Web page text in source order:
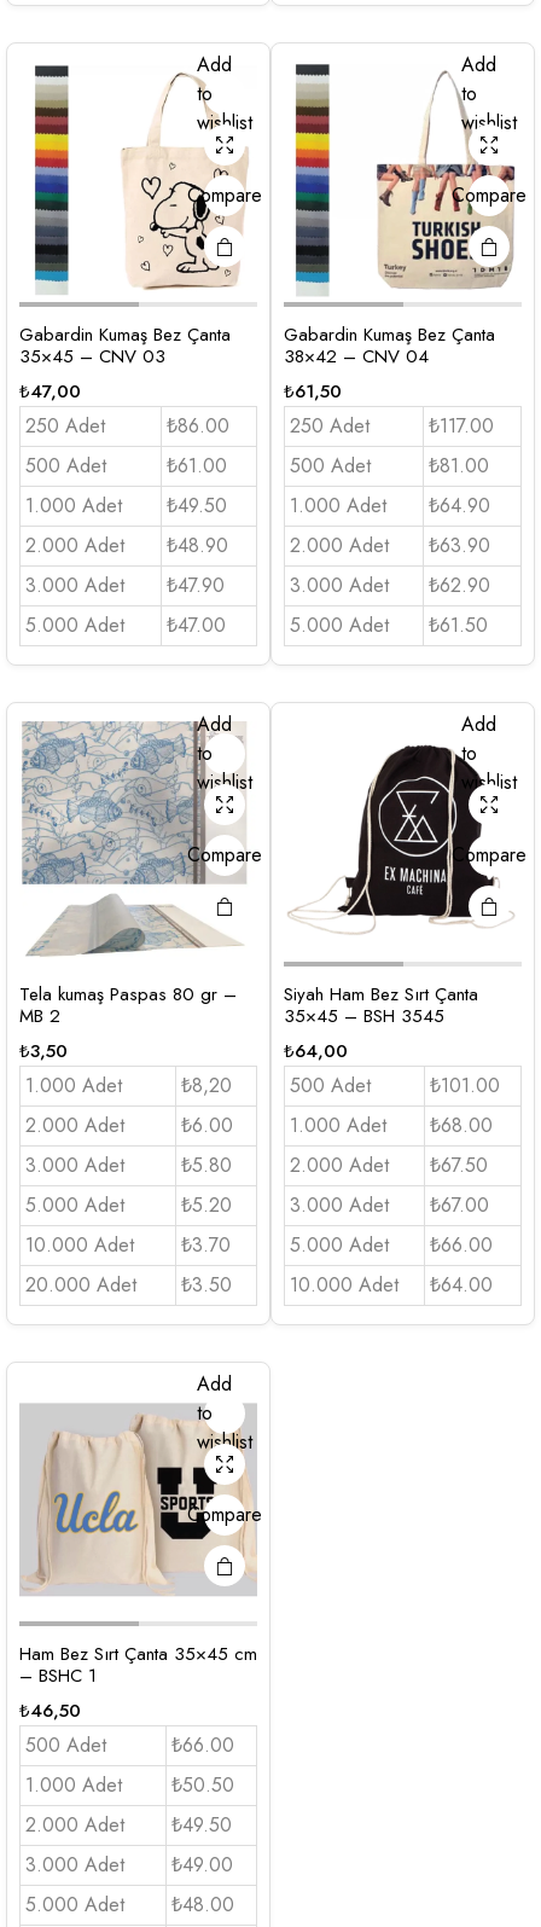
Add
to
wishlist
Compare
Gabardin Kumaş Bez Çanta
35×45 – CNV 03
₺47,00
250 Adet
₺86.00
500 Adet
₺61.00
1.000 Adet
₺49.50
2.000 Adet
₺48.90
3.000 Adet
₺47.90
5.000 Adet
₺47.00
Add
to
wishlist
Compare
Gabardin Kumaş Bez Çanta
38×42 – CNV 04
₺61,50
250 Adet
₺117.00
500 Adet
₺81.00
1.000 Adet
₺64.90
2.000 Adet
₺63.90
3.000 Adet
₺62.90
5.000 Adet
₺61.50
Add
to
wishlist
Compare
Tela kumaş Paspas 80 gr –
MB 2
₺3,50
1.000 Adet
₺8,20
2.000 Adet
₺6.00
3.000 Adet
₺5.80
5.000 Adet
₺5.20
10.000 Adet
₺3.70
20.000 Adet
₺3.50
Add
to
wishlist
Compare
Siyah Ham Bez Sırt Çanta
35×45 – BSH 3545
₺64,00
500 Adet
₺101.00
1.000 Adet
₺68.00
2.000 Adet
₺67.50
3.000 Adet
₺67.00
5.000 Adet
₺66.00
10.000 Adet
₺64.00
Add
to
wishlist
Compare
Ham Bez Sırt Çanta 35×45 cm
– BSHC 1
₺46,50
500 Adet
₺66.00
1.000 Adet
₺50.50
2.000 Adet
₺49.50
3.000 Adet
₺49.00
5.000 Adet
₺48.00